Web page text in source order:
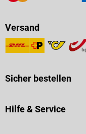
Versand
Sicher bestellen
Hilfe & Service